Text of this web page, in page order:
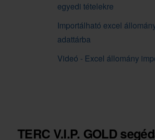
egyedi tételekre
Importálható excel
adattárba
Videó - Excel állomány
TERC V.I.P. GOLD